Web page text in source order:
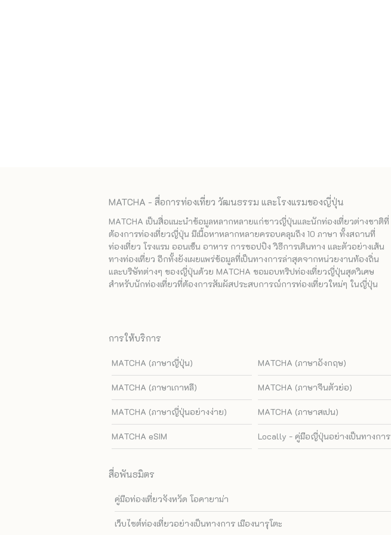
MATCHA - สื่อการท่องเที่ยว วัฒนธรรม และโรงแรมของญี่ปุ่น
MATCHA เป็นสื่อแนะนำข้อมูลหลากหลายแก่ชาวญี่ปุ่นและนักท่องเที่ยวต่างชาติที่
ต้องการท่องเที่ยวญี่ปุ่น มีเนื้อหาหลากหลายครอบคลุมถึง 10 ภาษา ทั้งสถานที่
ท่องเที่ยว โรงแรม ออนเซ็น อาหาร การชอปปิง วิธีการเดินทาง และตัวอย่างเส้น
ทางท่องเที่ยว อีกทั้งยังเผยแพร่ข้อมูลที่เป็นทางการล่าสุดจากหน่วยงานท้องถิ่น
และบริษัทต่างๆ ของญี่ปุ่นด้วย MATCHA ขอมอบทริปท่องเที่ยวญี่ปุ่นสุดวิเศษ
สำหรับนักท่องเที่ยวที่ต้องการสัมผัสประสบการณ์การท่องเที่ยวใหม่ๆ ในญี่ปุ่น
การให้บริการ
MATCHA (ภาษาญี่ปุ่น) MATCHA (ภาษาอังกฤษ)
MATCHA (ภาษาเกาหลี) MATCHA (ภาษาจีนตัวย่อ)
MATCHA (ภาษาญี่ปุ่นอย่างง่าย) MATCHA (ภาษาสเปน)
MATCHA eSIM Locally - คู่มือญี่ปุ่นอย่างเป็นทางการ
สื่อพันธมิตร
คู่มือท่องเที่ยวจังหวัด โอคายาม่า
เว็บไซต์ท่องเที่ยวอย่างเป็นทางการ เมืองนารุโตะ